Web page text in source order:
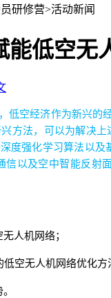
研修营>活动新闻
低空无
低空经济作为新兴
方法，可以为解决上
度强化学习算法以
信以及空中智能反射
无人机网络；
低空无人机网络优化方
。